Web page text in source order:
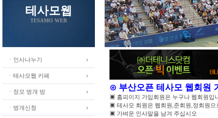
테사모웹
TESAMO WEB
ㆍ인사나누기
ㆍ테사모웹 카페
ㆍ정모 벙개 방
ㆍ벙개신청
⊙ 부산오픈 테사모 웹회원
▣ 홈피이지 가입회원은 누구나 웹회원입
▣ 테사모 회원은 웹회원,준회원,정회원으
▣ 가벼운 인사말을 남겨 주십시오